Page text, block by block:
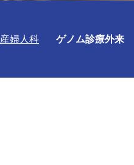
産婦人科 ゲノム診療外来